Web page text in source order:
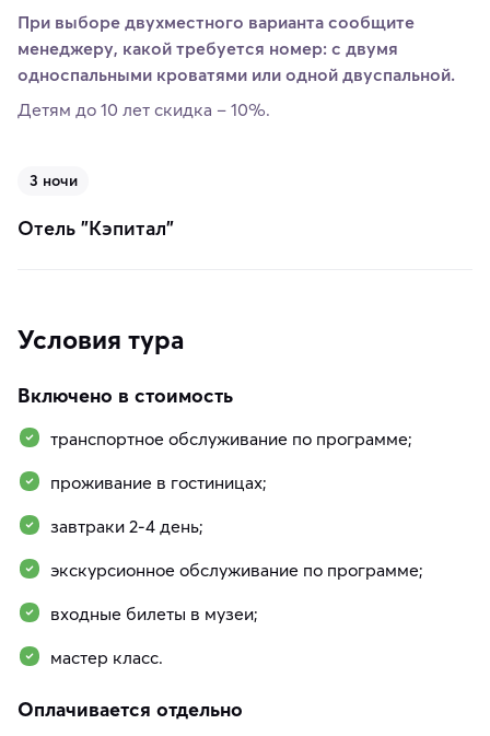
При выборе двухместного варианта сообщите
менеджеру, какой требуется номер: с двумя
односпальными кроватями или одной двуспальной.
Детям до 10 лет скидка – 10%.
3 ночи
Отель "Кэпитал"
Условия тура
Включено в стоимость
транспортное обслуживание по программе;
проживание в гостиницах;
завтраки 2-4 день;
экскурсионное обслуживание по программе;
входные билеты в музеи;
мастер класс.
Оплачивается отдельно